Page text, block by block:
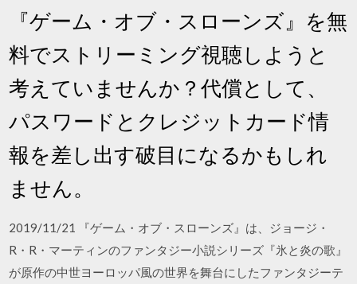
『ゲーム・オブ・スローンズ』を無
料でストリーミング視聴しようと
考えていませんか？代償として、
パスワードとクレジットカード情
報を差し出す破目になるかもしれ
ません。
2019/11/21 『ゲーム・オブ・スローンズ』は、ジョージ・
R・R・マーティンのファンタジー小説シリーズ『氷と炎の歌』
が原作の中世ヨーロッパ風の世界を舞台にしたファンタジーテ